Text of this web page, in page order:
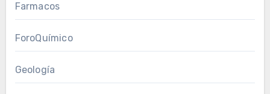
Farmacos
ForoQuímico
Geología